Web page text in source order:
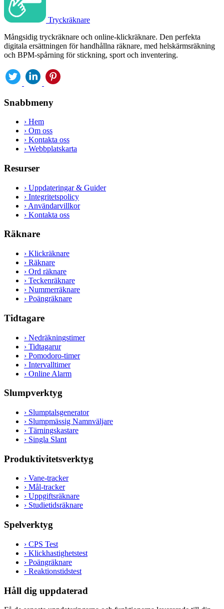
Tryckräknare
Mångsidig tryckräknare och online-klickräknare. Den perfekta
digitala ersättningen för handhållna räknare, med helskärmsräkning
och BPM-spårning för stickning, sport och inventering.
Snabbmeny
› Hem
› Om oss
› Kontakta oss
› Webbplatskarta
Resurser
› Uppdateringar & Guider
› Integritetspolicy
› Användarvillkor
› Kontakta oss
Räknare
› Klickräknare
› Räknare
› Ord räknare
› Teckenräknare
› Nummerräknare
› Poängräknare
Tidtagare
› Nedräkningstimer
› Tidtagarur
› Pomodoro-timer
› Intervalltimer
› Online Alarm
Slumpverktyg
› Slumptalsgenerator
› Slumpmässig Namnväljare
› Tärningskastare
› Singla Slant
Produktivitetsverktyg
› Vane-tracker
› Mål-tracker
› Uppgiftsräknare
› Studietidsräknare
Spelverktyg
› CPS Test
› Klickhastighetstest
› Poängräknare
› Reaktionstidstest
Håll dig uppdaterad